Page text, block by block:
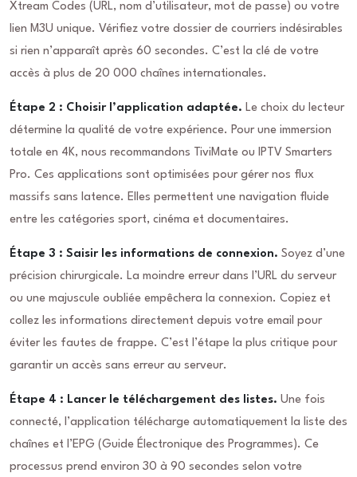
Xtream Codes (URL, nom d’utilisateur, mot de passe) ou votre
lien M3U unique. Vérifiez votre dossier de courriers indésirables
si rien n’apparaît après 60 secondes. C’est la clé de votre
accès à plus de 20 000 chaînes internationales.
Étape 2 : Choisir l’application adaptée. Le choix du lecteur
détermine la qualité de votre expérience. Pour une immersion
totale en 4K, nous recommandons TiviMate ou IPTV Smarters
Pro. Ces applications sont optimisées pour gérer nos flux
massifs sans latence. Elles permettent une navigation fluide
entre les catégories sport, cinéma et documentaires.
Étape 3 : Saisir les informations de connexion. Soyez d’une
précision chirurgicale. La moindre erreur dans l’URL du serveur
ou une majuscule oubliée empêchera la connexion. Copiez et
collez les informations directement depuis votre email pour
éviter les fautes de frappe. C’est l’étape la plus critique pour
garantir un accès sans erreur au serveur.
Étape 4 : Lancer le téléchargement des listes. Une fois
connecté, l’application télécharge automatiquement la liste des
chaînes et l’EPG (Guide Électronique des Programmes). Ce
processus prend environ 30 à 90 secondes selon votre